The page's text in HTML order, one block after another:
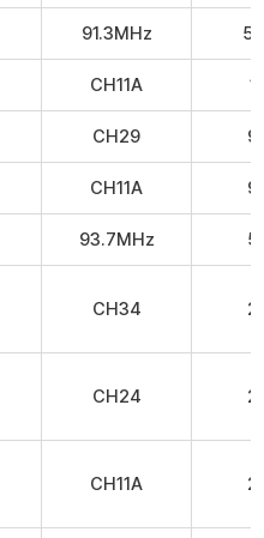
91.3MHz
CH11A
CH29
CH11A
93.7MHz
CH34
CH24
CH11A